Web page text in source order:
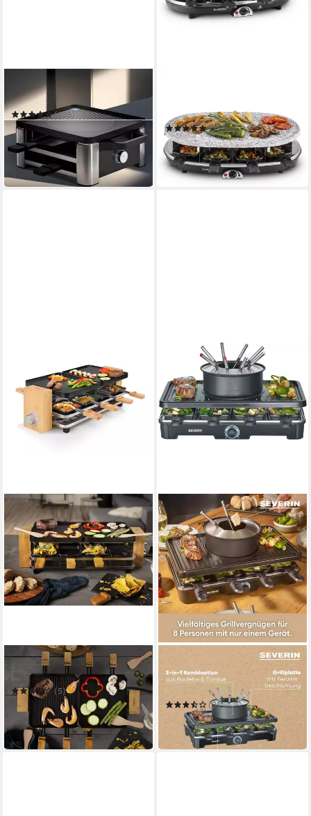
Raclette LONO
(126)
96,19 € UVP
-23%
in 1-2 Werktagen bei dir
Steaklette
(7)
66,99 € UVP87,99 €
-24%
in 2-3 Werktagen bei dir
PRINCESS
Raclette
(5)
ab 44,99 € UVP89,99 €
in 3-4 Werktagen bei dir
SEVERIN
Raclette und Fondue-Set RG
2347
(3)
ab 73,90 €
in 8-10 Werktagen bei dir